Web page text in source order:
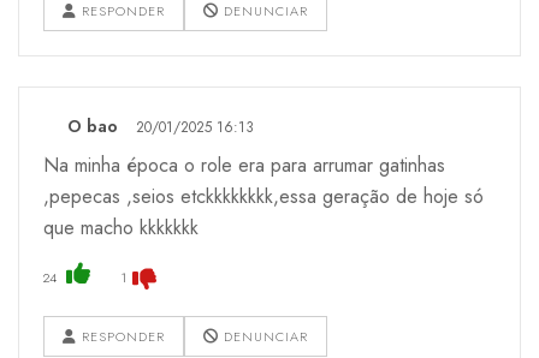
RESPONDER DENUNCIAR
O bao 20/01/2025 16:13
Na minha época o role era para arrumar gatinhas
,pepecas ,seios etckkkkkkkk,essa geração de hoje só
que macho kkkkkkk
24 1
RESPONDER DENUNCIAR